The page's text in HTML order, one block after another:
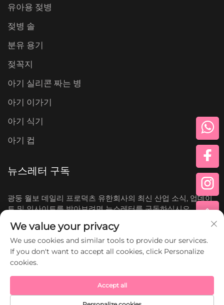
유아용 젖병
젖병 솔
분유 용기
젖꼭지
아기 실리콘 짜는 병
아기 이가기
아기 식기
아기 컵
뉴스레터 구독
광둥 월보 데일리 프로덕츠 유한회사의 최신 산업 소식, 업데이
트 및 인사이트를 받아보려면 뉴스레터를 구독하십시오.
구독하기
Copyright © 광둥 월보 데일리 프로덕츠 유한회사. All
Rights Reserved.
We value your privacy
We use cookies and similar tools to provide our services.
If you don't want to accept all cookies, click Personalize
cookies.
Accept all